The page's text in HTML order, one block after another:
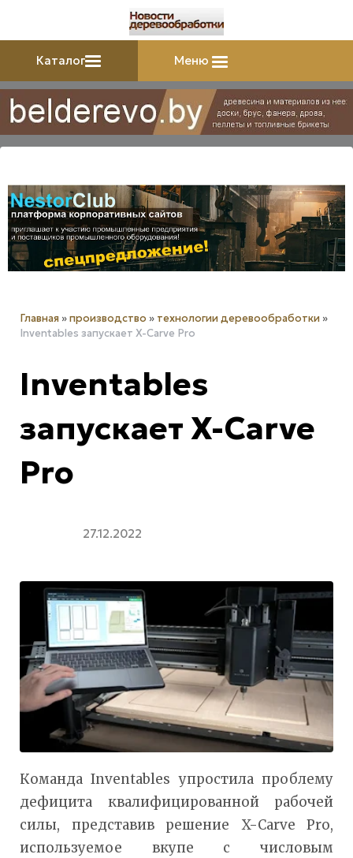
Каталог Меню
Главная »производство » технологии деревообработки »
Inventables запускает X-Carve Pro
Inventables
запускает X-Carve
Pro
27.12.2022
Команда Inventables упростила проблему
дефицита квалифицированной рабочей
силы, представив решение X-Carve Pro,
используемое вкупе с числовым